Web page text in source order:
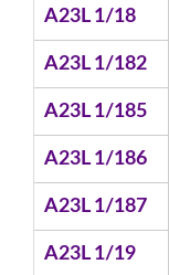
A23L 1/18
A23L 1/182
A23L 1/185
A23L 1/186
A23L 1/187
A23L 1/19